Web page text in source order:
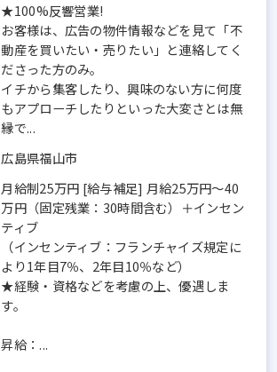
★100%反響営業!
お客様は、広告の物件情報などを見て「不
動産を買いたい・売りたい」と連絡してく
ださった方のみ。
イチから集客したり、興味のない方に何度
もアプローチしたりといった大変さとは無
縁で...
広島県福山市
月給制25万円 [給与補足] 月給25万円～40
万円（固定残業：30時間含む）＋インセン
ティブ
（インセンティブ：フランチャイズ規定に
より1年目7％、2年目10％など）
★経験・資格などを考慮の上、優遇しま
す。
昇給：...